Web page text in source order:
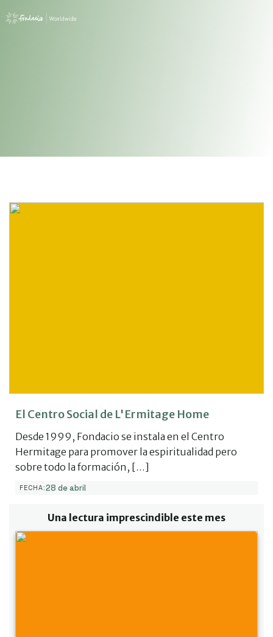
El Centro Social de L'Ermitage Home
Desde 1999, Fondacio se instala en el Centro
Hermitage para promover la espiritualidad pero
sobre todo la formación, […]
FECHA:28 de abril
Una lectura imprescindible este mes